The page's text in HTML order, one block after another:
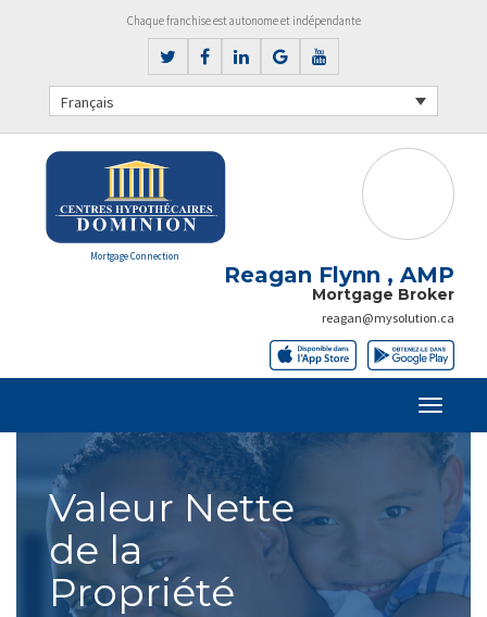
Chaque franchise est autonome et indépendante
Français
Mortgage Connection
Reagan Flynn , AMP
Mortgage Broker
reagan@mysolution.ca
Valeur Nette
de la
Propriété